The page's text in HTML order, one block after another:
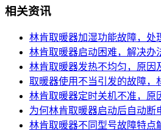
相关资讯
林肯取暖器加湿功能故障，处
林肯取暖器启动困难，解决办
林肯取暖器发热不均匀，原因
取暖器使用不当引发的故障，
林肯取暖器定时关机不准，原
为何林肯取暖器启动后自动断
林肯取暖器不同型号故障特点